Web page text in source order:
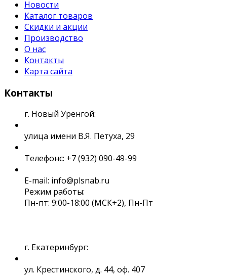
Новости
Каталог товаров
Скидки и акции
Производство
О нас
Контакты
Карта сайта
Контакты
г. Новый Уренгой:
улица имени В.Я. Петуха, 29
Телефонс: +7 (932) 090-49-99
E-mail: info@plsnab.ru
Режим работы:
Пн-пт: 9:00-18:00 (МСК+2), Пн-Пт
г. Екатеринбург:
ул. Крестинского, д. 44, оф. 407